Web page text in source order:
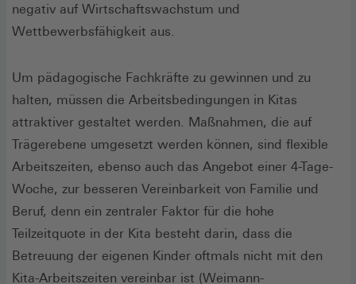
negativ auf Wirtschaftswachstum und
Wettbewerbsfähigkeit aus.
Um pädagogische Fachkräfte zu gewinnen und zu
halten, müssen die Arbeitsbedingungen in Kitas
attraktiver gestaltet werden. Maßnahmen, die auf
Trägerebene umgesetzt werden können, sind flexible
Arbeitszeiten, ebenso auch das Angebot einer 4-Tage-
Woche, zur besseren Vereinbarkeit von Familie und
Beruf, denn ein zentraler Faktor für die hohe
Teilzeitquote in der Kita besteht darin, dass die
Betreuung der eigenen Kinder oftmals nicht mit den
Kita-Arbeitszeiten vereinbar ist (Weimann-